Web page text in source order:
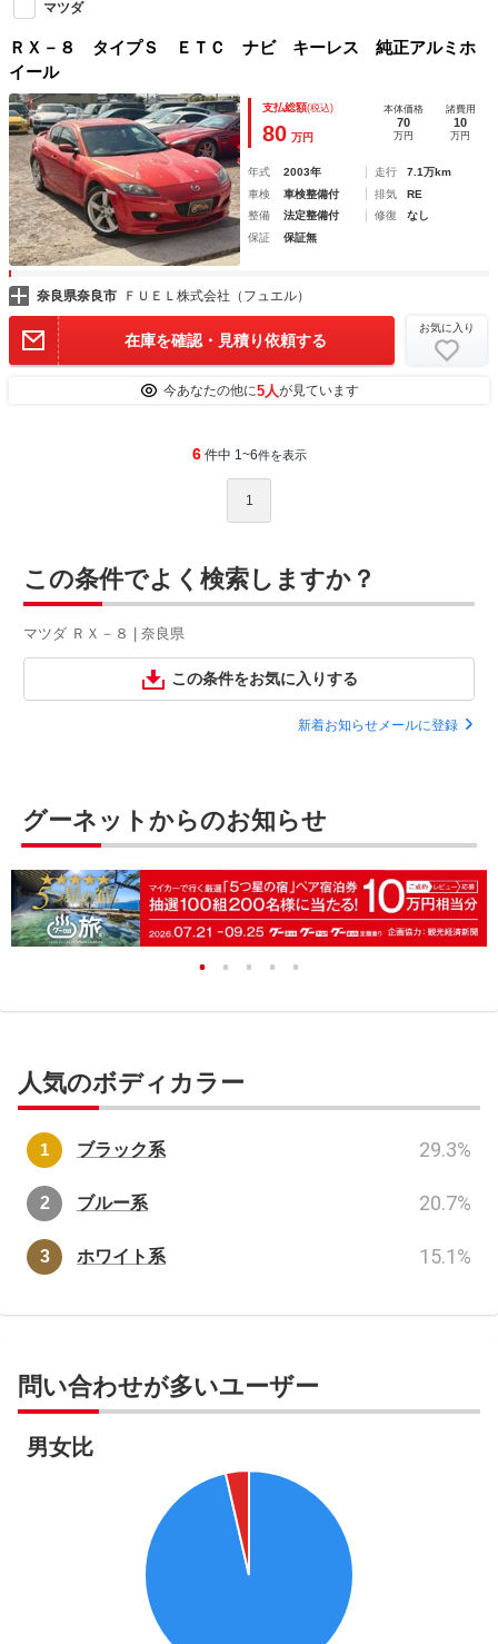
マツダ
ＲＸ－８ タイプＳ ＥＴＣ ナビ キーレス 純正アルミホ
イール
支払総額(税込)
80 万円
本体価格
70
万円
諸費用
10
万円
年式 2003年 走行
7.1万km
車検
車検整備付 排気
RE
整備
法定整備付 修復
なし
保証
保証無
奈良県奈良市 ＦＵＥＬ株式会社（フュエル）
在庫を確認・見積り依頼する
お気に入り
今あなたの他に5人が見ています
6 件中 1~6件を表示
1
この条件でよく検索しますか？
マツダ ＲＸ－８ | 奈良県
この条件をお気に入りする
新着お知らせメールに登録
グーネットからのお知らせ
人気のボディカラー
ブラック系 29.3%
ブルー系 20.7%
ホワイト系 15.1%
問い合わせが多いユーザー
男女比